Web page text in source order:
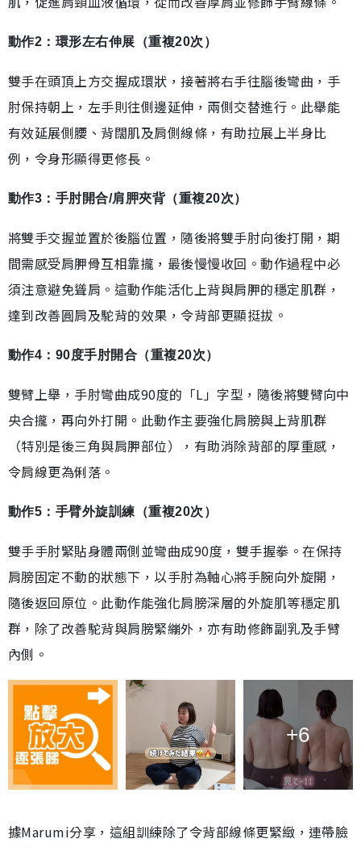
動作2：環形左右伸展（重複20次）
雙手在頭頂上方交握成環狀，接著將右手往腦後彎曲，手
肘保持朝上，左手則往側邊延伸，兩側交替進行。此舉能
有效延展側腰、背闊肌及肩側線條，有助拉展上半身比
例，令身形顯得更修長。
動作3：手肘開合/肩胛夾背（重複20次）
將雙手交握並置於後腦位置，隨後將雙手肘向後打開，期
間需感受肩胛骨互相靠攏，最後慢慢收回。動作過程中必
須注意避免聳肩。這動作能活化上背與肩胛的穩定肌群，
達到改善圓肩及駝背的效果，令背部更顯挺拔。
動作4：90度手肘開合（重複20次）
雙臂上舉，手肘彎曲成90度的「L」字型，隨後將雙臂向中
央合攏，再向外打開。此動作主要強化肩膀與上背肌群
（特別是後三角與肩胛部位），有助消除背部的厚重感，
令肩線更為俐落。
動作5：手臂外旋訓練（重複20次）
雙手手肘緊貼身體兩側並彎曲成90度，雙手握拳。在保持
肩膀固定不動的狀態下，以手肘為軸心將手腕向外旋開，
隨後返回原位。此動作能強化肩膀深層的外旋肌等穩定肌
群，除了改善駝背與肩膀緊繃外，亦有助修飾副乳及手臂
內側。
+6
據Marumi分享，這組訓練除了令背部線條更緊緻，連帶臉